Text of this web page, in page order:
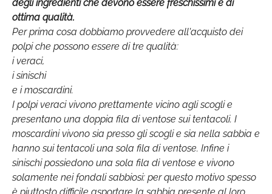
degli ingredienti che devono essere freschissimi e di
ottima qualità.
Per prima cosa dobbiamo provvedere all'acquisto dei
polpi che possono essere di tre qualità:
i veraci,
i sinischi
e i moscardini.
I polpi veraci vivono prettamente vicino agli scogli e
presentano una doppia fila di ventose sui tentacoli. I
moscardini vivono sia presso gli scogli e sia nella sabbia e
hanno sui tentacoli una sola fila di ventose. Infine i
sinischi possiedono una sola fila di ventose e vivono
solamente nei fondali sabbiosi: per questo motivo spesso